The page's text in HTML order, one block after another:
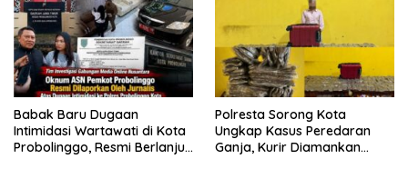
Babak Baru Dugaan
Intimidasi Wartawati di Kota
Probolinggo, Resmi Berlanjut
Polresta Sorong Kota
Ungkap Kasus Peredaran
Ganja, Kurir Diamankan